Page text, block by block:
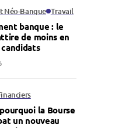
Néo-Banque Travail
banque : le
de moins en
la Bourse
un nouveau